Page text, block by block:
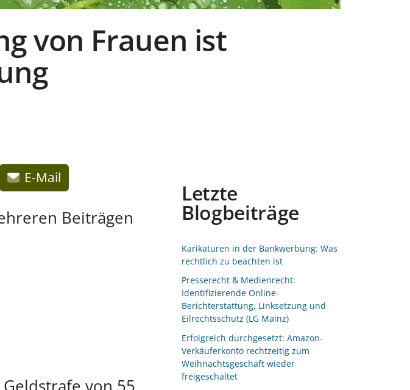
von Frauen ist
E-Mail
Beiträgen
Letzte
Blogbeiträge
Karikaturen in der Bankwerbung: Was
rechtlich zu beachten ist
Presserecht & Medienrecht:
Identifizierende Online-
Berichterstattung, Linksetzung und
Eilrechtsschutz (LG Mainz)
Erfolgreich durchgesetzt: Amazon-
Verkäuferkonto rechtzeitig zum
Weihnachtsgeschäft wieder
freigeschaltet